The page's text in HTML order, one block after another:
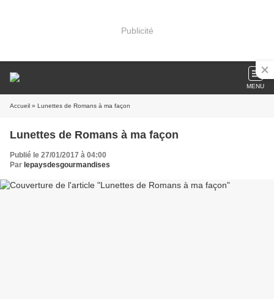
Publicité
MENU
Accueil » Lunettes de Romans à ma façon
Lunettes de Romans à ma façon
Publié le 27/01/2017 à 04:00
Par lepaysdesgourmandises